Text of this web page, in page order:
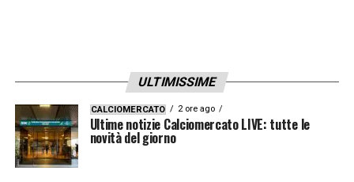
ULTIMISSIME
CALCIOMERCATO 2 ore ago
Ultime notizie Calciomercato LIVE: tutte le
novità del giorno